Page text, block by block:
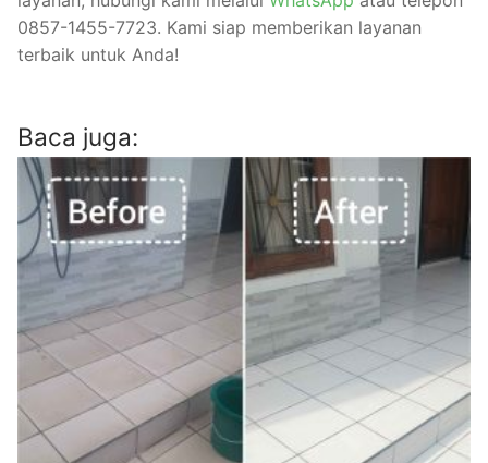
0857-1455-7723. Kami siap memberikan layanan
terbaik untuk Anda!
Baca juga: